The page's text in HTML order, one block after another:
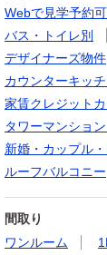
Webで見学予約
バス・トイレ別
デザイナーズ物件
カウンターキッ
家賃クレジット
タワーマンショ
新婚・カップル
ルーフバルコニー
間取り
ワンルーム